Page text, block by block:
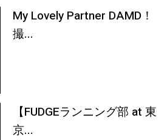
My Lovely Partner DAMD！
撮...
【FUDGEランニング部 at 東
京...